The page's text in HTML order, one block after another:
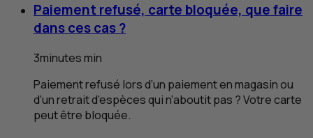
Paiement refusé, carte bloquée, que faire
dans ces cas ?
3minutesmin
Paiement refusé lors d’un paiement en magasin ou
d’un retrait d’espèces qui n’aboutit pas ? Votre carte
peut être bloquée.